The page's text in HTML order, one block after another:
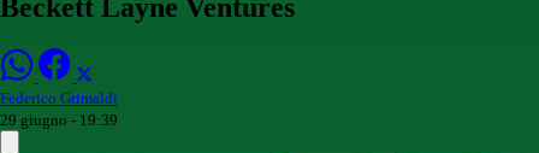
Beckett Layne Ventures
Federico Grimaldi
29 giugno - 19:39